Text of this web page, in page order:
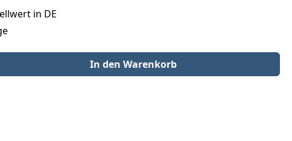
in DE
oder benutze die Schaltflächen um die Anzahl zu erhöhen oder zu
In den Warenkorb